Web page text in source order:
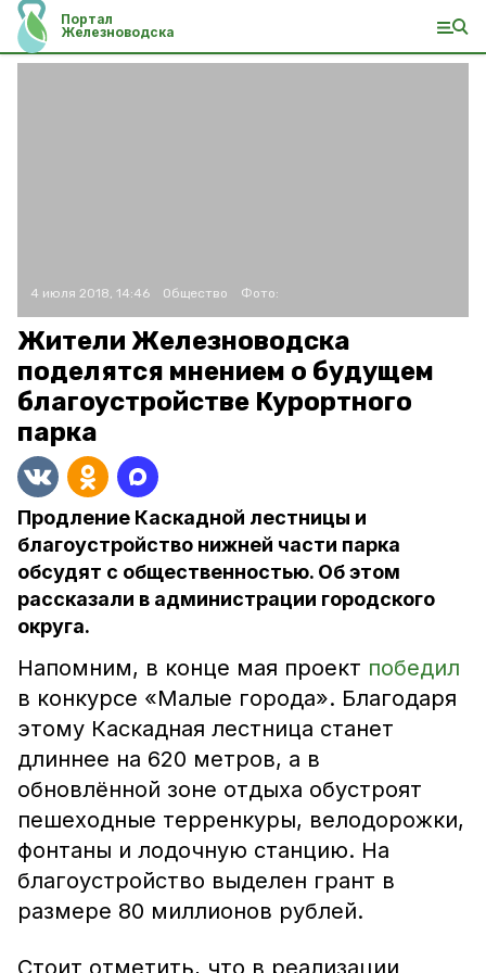
Портал
Железноводска
4 июля 2018, 14:46 Общество Фото:
Жители Железноводска
поделятся мнением о будущем
благоустройстве Курортного
парка
Продление Каскадной лестницы и
благоустройство нижней части парка
обсудят с общественностью. Об этом
рассказали в администрации городского
округа.
Напомним, в конце мая проект победил
в конкурсе «Малые города». Благодаря
этому Каскадная лестница станет
длиннее на 620 метров, а в
обновлённой зоне отдыха обустроят
пешеходные терренкуры, велодорожки,
фонтаны и лодочную станцию. На
благоустройство выделен грант в
размере 80 миллионов рублей.
Стоит отметить, что в реализации